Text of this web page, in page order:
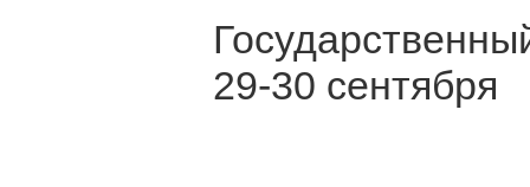
29-30 сентября